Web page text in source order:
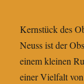
Kernstück des
Neuss ist der
einem kleinen
einer Vielfalt